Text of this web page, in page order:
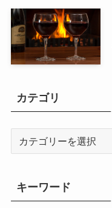
カテゴリ
キーワード